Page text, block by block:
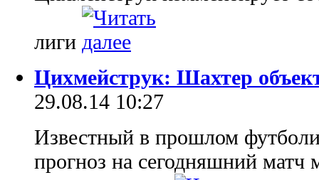
лиги
Цихмейструк: Шахтер
29.08.14 10:27
Известный в прошлом
прогноз на сегодняшний